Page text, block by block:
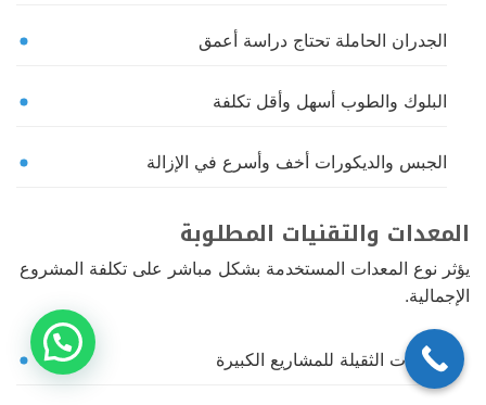
الجدران الحاملة تحتاج دراسة أعمق
البلوك والطوب أسهل وأقل تكلفة
الجبس والديكورات أخف وأسرع في الإزالة
المعدات والتقنيات المطلوبة
يؤثر نوع المعدات المستخدمة بشكل مباشر على تكلفة المشروع
الإجمالية.
المعدات الثقيلة للمشاريع الكبيرة